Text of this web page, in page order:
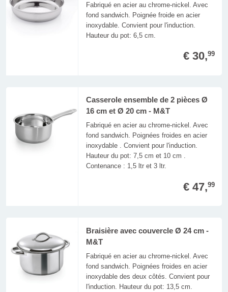
Fabriqué en acier au chrome-nickel. Avec
fond sandwich. Poignée froide en acier
inoxydable. Convient pour l'induction.
Hauteur du pot: 6,5 cm.
€ 30,99
Casserole ensemble de 2 pièces Ø
16 cm et Ø 20 cm - M&T
Fabriqué en acier au chrome-nickel. Avec
fond sandwich. Poignées froides en acier
inoxydable . Convient pour l'induction.
Hauteur du pot: 7,5 cm et 10 cm .
Contenance : 1,5 ltr et 3 ltr.
€ 47,99
Braisière avec couvercle Ø 24 cm -
M&T
Fabriqué en acier au chrome-nickel. Avec
fond sandwich. Poignées froides en acier
inoxydable des deux côtés. Convient pour
l'induction. Hauteur du pot: 13,5 cm.